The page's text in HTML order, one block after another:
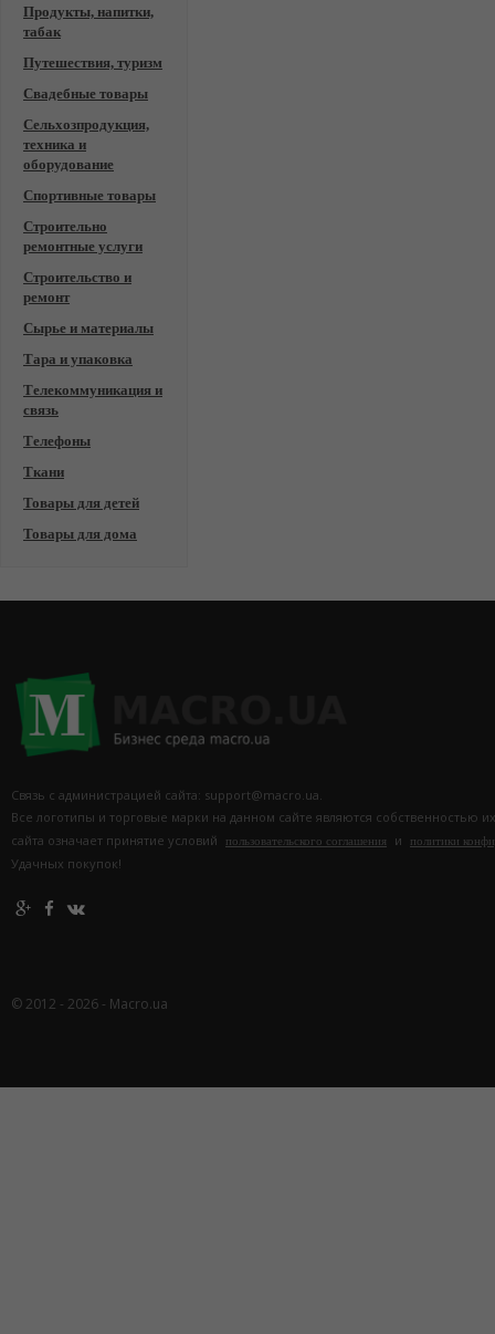
Продукты, напитки,
табак
Путешествия, туризм
Свадебные товары
Сельхозпродукция,
техника и
оборудование
Спортивные товары
Строительно
ремонтные услуги
Строительство и
ремонт
Сырье и материалы
Тара и упаковка
Телекоммуникация и
связь
Телефоны
Ткани
Товары для детей
Товары для дома
Связь с администрацией сайта: support@macro.ua.
Все логотипы и торговые марки на данном сайте являются собственностью
сайта означает принятие условий
пользовательского соглашения и политики
Удачных покупок!
© 2012 - 2026 - Macro.ua